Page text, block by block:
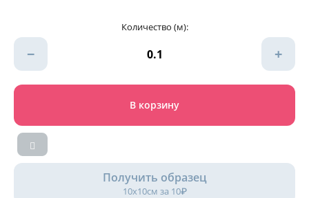
Количество (м):
− +
В корзину
Получить образец
10х10см за 10₽